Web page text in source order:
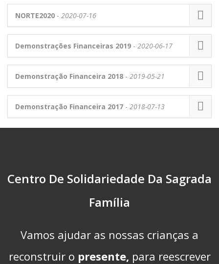
NORTE2020 - 2020-07-16
Demonstrações Financeiras 2019 - 2020-06-17
Demonstração Financeira 2018 - 2019-05-21
Demonstração Financeira 2017 - 2018-07-13
Centro De Solidariedade Da Sagrada
Família
Vamos ajudar as nossas crianças a
reconstruir o presente, para reescrever